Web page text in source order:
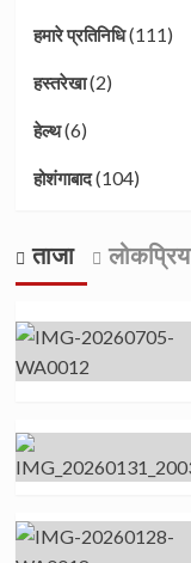
हमारे प्रतिनिधि(111)
हस्तरेखा(2)
हेल्थ(6)
होशंगाबाद(104)
ताजा लोकप्रिय